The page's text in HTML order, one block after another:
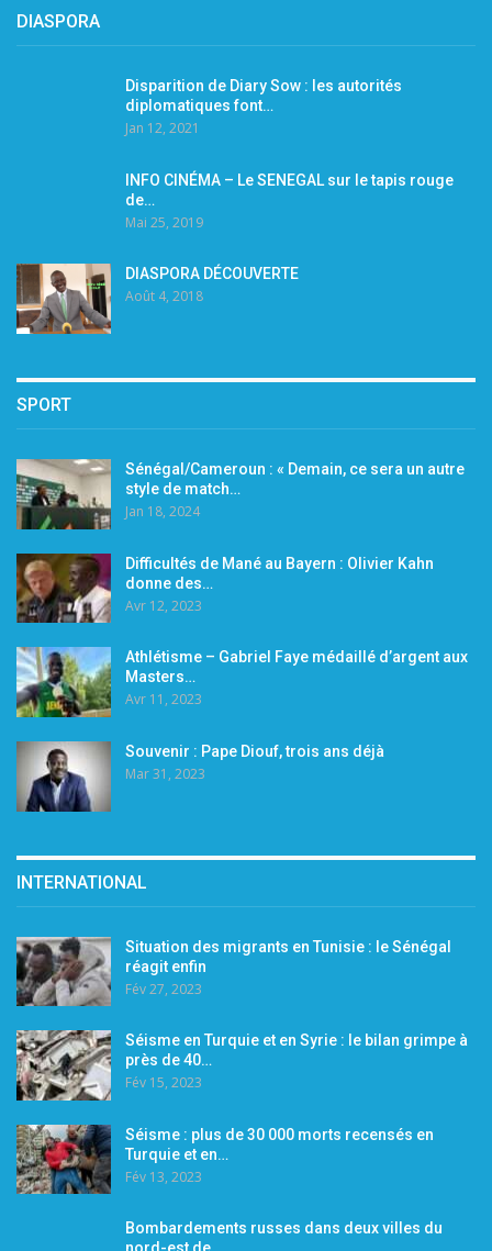
DIASPORA
Disparition de Diary Sow : les autorités
diplomatiques font…
Jan 12, 2021
INFO CINÉMA – Le SENEGAL sur le tapis rouge
de…
Mai 25, 2019
DIASPORA DÉCOUVERTE
Août 4, 2018
SPORT
Sénégal/Cameroun : « Demain, ce sera un autre
style de match…
Jan 18, 2024
Difficultés de Mané au Bayern : Olivier Kahn
donne des…
Avr 12, 2023
Athlétisme – Gabriel Faye médaillé d’argent aux
Masters…
Avr 11, 2023
Souvenir : Pape Diouf, trois ans déjà
Mar 31, 2023
INTERNATIONAL
Situation des migrants en Tunisie : le Sénégal
réagit enfin
Fév 27, 2023
Séisme en Turquie et en Syrie : le bilan grimpe à
près de 40…
Fév 15, 2023
Séisme : plus de 30 000 morts recensés en
Turquie et en…
Fév 13, 2023
Bombardements russes dans deux villes du